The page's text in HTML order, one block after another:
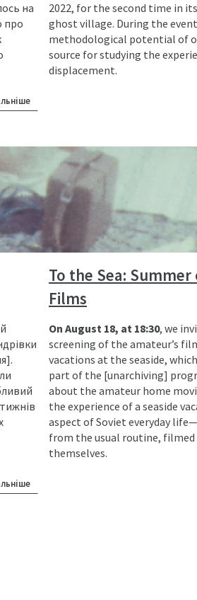
на
про
2022, for the second time in
ghost village. During the
methodological potential of
source for studying the
displacement.
To the Sea:
Films
On August 18, at 18:30, we
screening of the amateur’s
vacations at the seaside,
part of the [unarchiving]
about the amateur home
the experience of a seaside
aspect of Soviet everyday
from the usual routine, filmed
themselves.